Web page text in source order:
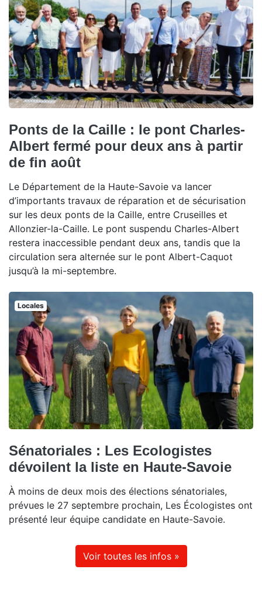
Ponts de la Caille : le pont Charles-
Albert fermé pour deux ans à partir
de fin août
Le Département de la Haute-Savoie va lancer
d’importants travaux de réparation et de sécurisation
sur les deux ponts de la Caille, entre Cruseilles et
Allonzier-la-Caille. Le pont suspendu Charles-Albert
restera inaccessible pendant deux ans, tandis que la
circulation sera alternée sur le pont Albert-Caquot
jusqu’à la mi-septembre.
Locales
Sénatoriales : Les Ecologistes
dévoilent la liste en Haute-Savoie
À moins de deux mois des élections sénatoriales,
prévues le 27 septembre prochain, Les Écologistes ont
présenté leur équipe candidate en Haute-Savoie.
Voir toutes les infos »